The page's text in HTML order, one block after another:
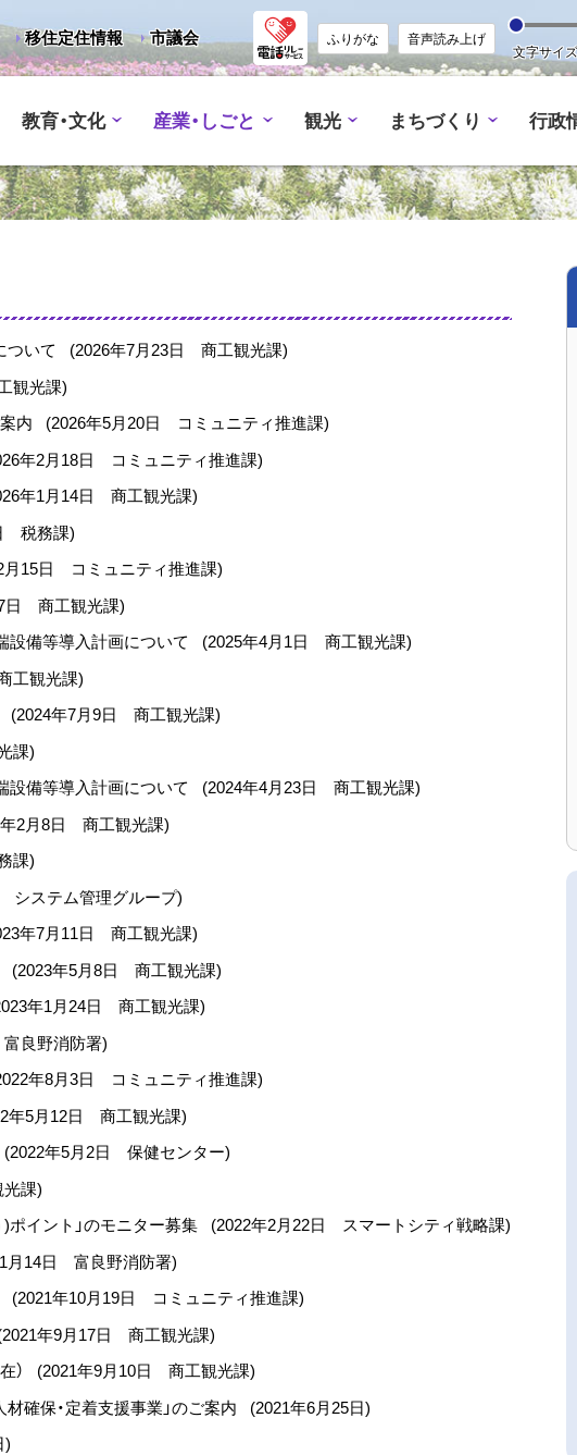
移住定住情報 市議会 ふりがな
音声読み上げ
文字サイズ
教育・文化 産業・しごと 観光 まちづくり 行政
ついて (2026年7月23日 商工観光課)
観光課)
内
(2026年5月20日 コミュニティ推進課)
年2月18日 コミュニティ推進課)
年1月14日 商工観光課)
税務課)
15日 コミュニティ推進課)
日 商工観光課)
設備等導入計画について
(2025年4月1日 商工観光課)
工観光課)
(2024年7月9日 商工観光課)
課)
設備等導入計画について
(2024年4月23日 商工観光課)
2月8日 商工観光課)
課)
システム管理グループ)
年7月11日 商工観光課)
(2023年5月8日 商工観光課)
年1月24日 商工観光課)
富良野消防署)
年8月3日 コミュニティ推進課)
年5月12日 商工観光課)
(2022年5月2日 保健センター)
光課)
ポイント」のモニター募集
(2022年2月22日 スマートシティ戦略課)
月14日 富良野消防署)
(2021年10月19日 コミュニティ推進課)
2021年9月17日 商工観光課)
）
(2021年9月10日 商工観光課)
確保・定着支援事業」のご案内
(2021年6月25日)
)